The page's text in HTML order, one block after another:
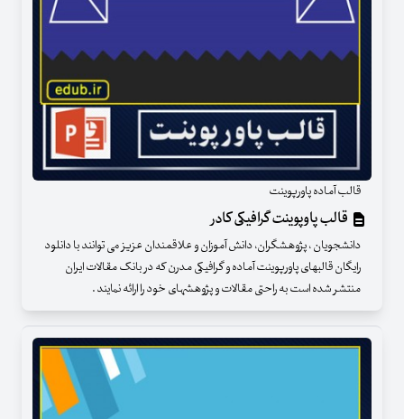
قالب آماده پاورپوینت
قالب پاوپوینت گرافیکی کادر
دانشجویان ، پژوهشگران، دانش آموزان و علاقمندان عزیز می توانند با دانلود
رایگان قالبهای پاورپوینت آماده و گرافیکی مدرن که در بانک مقالات ایران
منتشر شده است به راحتی مقالات و پژوهشهای خود را ارائه نمایند .